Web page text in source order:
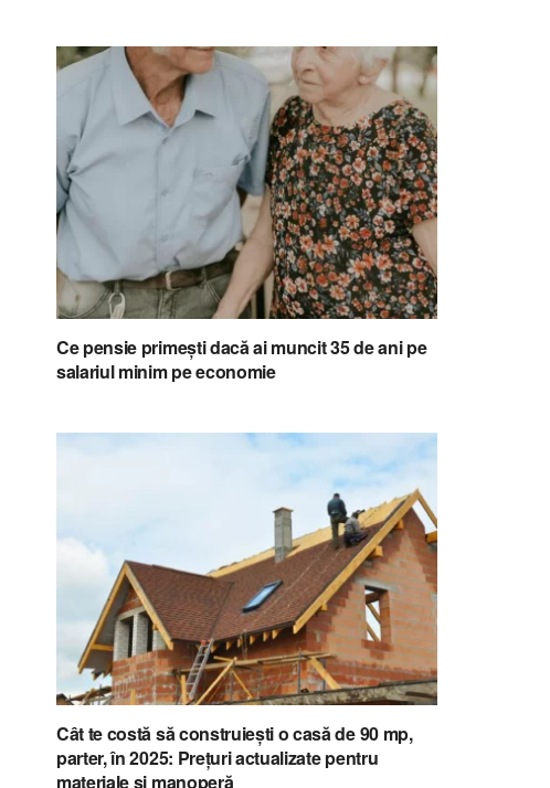
Ce pensie primești dacă ai muncit 35 de ani pe
salariul minim pe economie
Cât te costă să construiești o casă de 90 mp,
parter, în 2025: Prețuri actualizate pentru
materiale și manoperă